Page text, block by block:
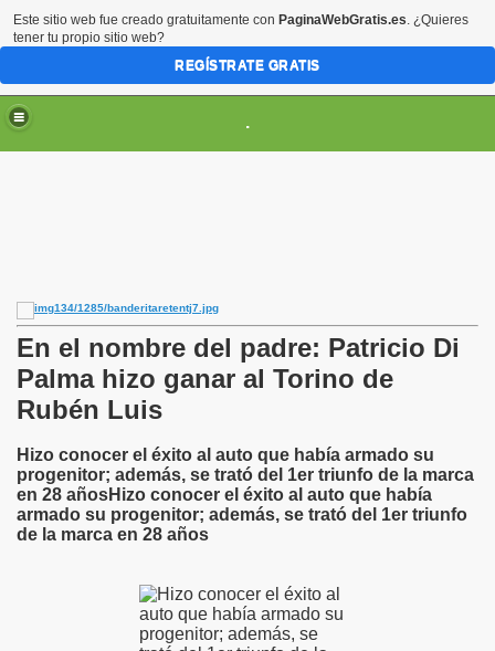
.
En el nombre del padre: Patricio Di
Palma hizo ganar al Torino de
Rubén Luis
Hizo conocer el éxito al auto que había armado su
progenitor; además, se trató del 1er triunfo de la marca
en 28 añosHizo conocer el éxito al auto que había
armado su progenitor; además, se trató del 1er triunfo
de la marca en 28 años
Este sitio web fue creado gratuitamente con PaginaWebGratis.es. ¿Quieres
tener tu propio sitio web?
REGÍSTRATE GRATIS